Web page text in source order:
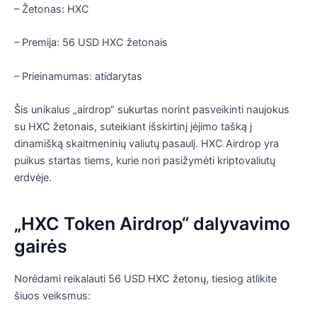
– Žetonas: HXC
– Premija: 56 USD HXC žetonais
– Prieinamumas: atidarytas
Šis unikalus „airdrop“ sukurtas norint pasveikinti naujokus
su HXC žetonais, suteikiant išskirtinį įėjimo tašką į
dinamišką skaitmeninių valiutų pasaulį. HXC Airdrop yra
puikus startas tiems, kurie nori pasižymėti kriptovaliutų
erdvėje.
„HXC Token Airdrop“ dalyvavimo
gairės
Norėdami reikalauti 56 USD HXC žetonų, tiesiog atlikite
šiuos veiksmus: